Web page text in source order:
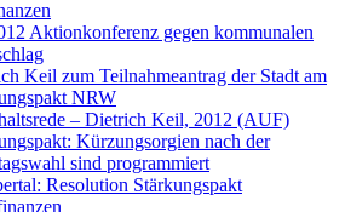
Aktionkonferenz gegen kommunalen
Keil zum Teilnahmeantrag der Stadt am
NRW
– Dietrich Keil, 2012 (AUF)
Kürzungsorgien nach der
sind programmiert
Resolution Stärkungspakt